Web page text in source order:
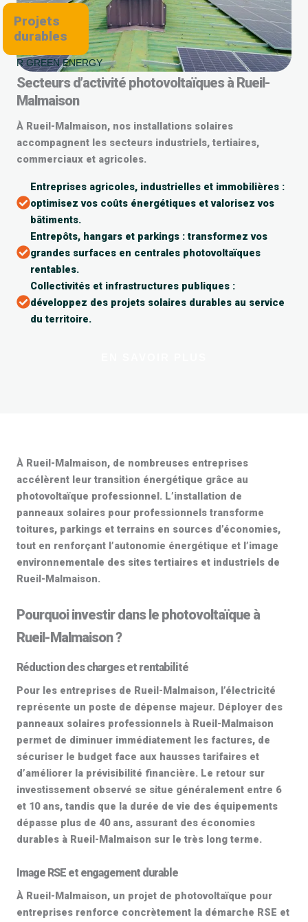
Projets
durables
R GREEN ENERGY
Secteurs d’activité photovoltaïques à Rueil-
Malmaison
À Rueil-Malmaison, nos installations solaires
accompagnent les secteurs industriels, tertiaires,
commerciaux et agricoles.
Entreprises agricoles, industrielles et immobilières :
optimisez vos coûts énergétiques et valorisez vos
bâtiments.
Entrepôts, hangars et parkings : transformez vos
grandes surfaces en centrales photovoltaïques
rentables.
Collectivités et infrastructures publiques :
développez des projets solaires durables au service
du territoire.
À Rueil-Malmaison, de nombreuses entreprises
accélèrent leur transition énergétique grâce au
photovoltaïque professionnel. L’installation de
panneaux solaires pour professionnels transforme
toitures, parkings et terrains en sources d’économies,
tout en renforçant l’autonomie énergétique et l’image
environnementale des sites tertiaires et industriels de
Rueil-Malmaison.
Pourquoi investir dans le photovoltaïque à
Rueil-Malmaison ?
Réduction des charges et rentabilité
Pour les entreprises de Rueil-Malmaison, l’électricité
représente un poste de dépense majeur. Déployer des
panneaux solaires professionnels à Rueil-Malmaison
permet de diminuer immédiatement les factures, de
sécuriser le budget face aux hausses tarifaires et
d’améliorer la prévisibilité financière. Le retour sur
investissement observé se situe généralement entre 6
et 10 ans, tandis que la durée de vie des équipements
dépasse plus de 40 ans, assurant des économies
durables à Rueil-Malmaison sur le très long terme.
Image RSE et engagement durable
À Rueil-Malmaison, un projet de photovoltaïque pour
entreprises renforce concrètement la démarche RSE et